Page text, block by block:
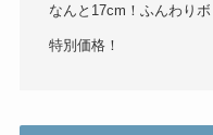
なんと17cm！ふんわり
特別価格！